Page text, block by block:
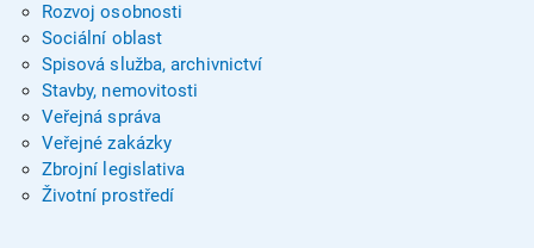
Rozvoj osobnosti
Sociální oblast
Spisová služba, archivnictví
Stavby, nemovitosti
Veřejná správa
Veřejné zakázky
Zbrojní legislativa
Životní prostředí